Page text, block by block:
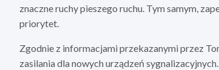
znaczne ruchy pieszego ruchu. Tym samym,
priorytet.
Zgodnie z informacjami przekazanymi przez
zasilania dla nowych urządzeń